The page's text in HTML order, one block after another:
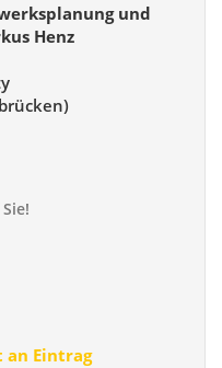
und
Henz
an Eintrag